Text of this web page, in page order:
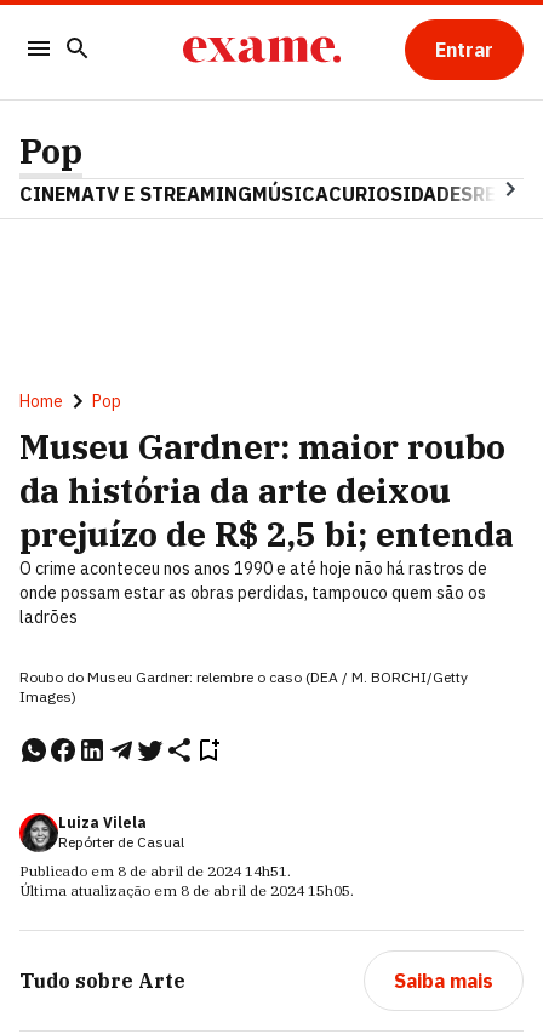
Entrar
Pop
CINEMATV E STREAMINGMÚSICACURIOSIDADES
Home Pop
Museu Gardner: maior roubo
da história da arte deixou
prejuízo de R$ 2,5 bi; entenda
O crime aconteceu nos anos 1990 e até hoje não há rastros de
onde possam estar as obras perdidas, tampouco quem são os
ladrões
Roubo do Museu Gardner: relembre o caso (DEA / M. BORCHI/Getty
Images)
Luiza Vilela
Repórter de Casual
Publicado em 8 de abril de 2024 14h51.
Última atualização em 8 de abril de 2024 15h05.
Tudo sobre Arte Saiba mais